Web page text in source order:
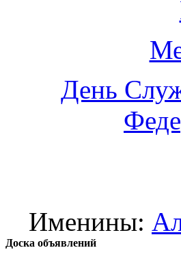
День
Именины:
Доска объявлений